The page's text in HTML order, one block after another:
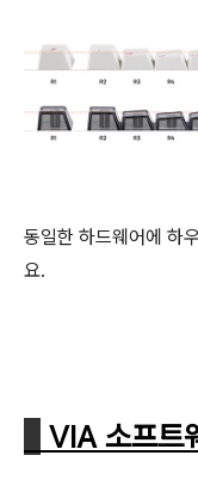
동일한 하드웨어에 하
요.
VIA 소프트